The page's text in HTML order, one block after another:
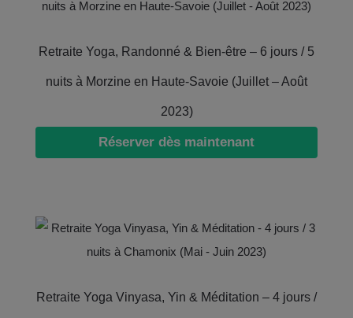
Retraite Yoga, Randonné & Bien-être – 6 jours / 5
nuits à Morzine en Haute-Savoie (Juillet – Août
2023)
Réserver dès maintenant
Retraite Yoga Vinyasa, Yin & Méditation – 4 jours /